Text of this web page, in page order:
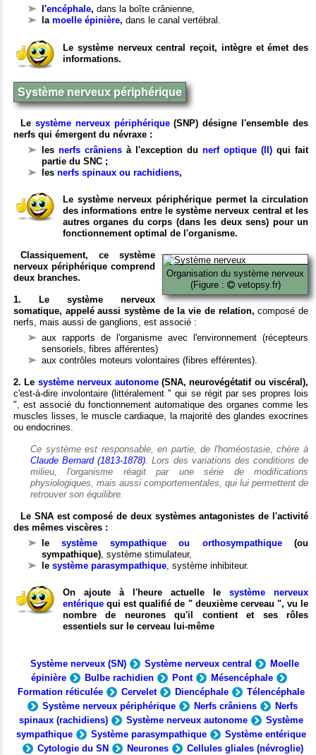
l'encéphale, dans la boîte crânienne,
la moelle épinière, dans le canal vertébral.
Le système nerveux central reçoit, intègre et émet des
informations.
Système nerveux périphérique
Le système nerveux périphérique(SNP) désigne l'ensemble des
nerfs qui émergent du névraxe :
les nerfs crâniens à l'exception du nerf optique (II) qui fait
partie du SNC ;
les nerfs spinaux ou rachidiens,
Le système nerveux périphérique permet la circulation
des informations entre le système nerveux central et les
autres organes du corps (dans les deux sens) pour un
fonctionnement optimal de l'organisme.
Organisation du système nerveux
(Figure :
vetopsy.fr)
Classiquement, ce système
nerveux périphérique comprend
deux branches.
1. Le système nerveux
somatique, appelé aussi système de la vie de relation, composé de
nerfs, mais aussi de ganglions, est associé :
aux rapports de l'organisme avec l'environnement (récepteurs
sensoriels, fibres afférentes)
aux contrôles moteurs volontaires (fibres efférentes).
2. Le système nerveux autonome(SNA, neurovégétatif ou viscéral),
c'est-à-dire involontaire (littéralement " qui se régit par ses propres lois
", est associé du fonctionnement automatique des organes comme les
muscles lisses, le muscle cardiaque, la majorité des glandes exocrines
ou endocrines.
Ce système est responsable, en partie, de l'homéostasie, chère à
Claude Bernard (1813-1878). Lors des variations des conditions de
milieu, l'organisme réagit par une série de modifications
physiologiques, mais aussi comportementales, qui lui permettent de
retrouver son équilibre.
Le SNA est composé de deux systèmes antagonistes de l'activité
des mêmes viscères :
lesystème sympathique ou orthosympathique(ou
sympathique), système stimulateur,
le système parasympathique, système inhibiteur.
On ajoute à l'heure actuelle le système nerveux
entérique qui est qualifié de " deuxième cerveau ", vu le
nombre de neurones qu'il contient et ses rôles
essentiels sur le cerveau lui-même
Système nerveux (SN) Système nerveux central
Moelle
épinière
Bulbe rachidien Pont
Mésencéphale
Formation réticulée
Cervelet Diencéphale
Télencéphale
Système nerveux périphérique
Nerfs crâniens
Nerfs
spinaux (rachidiens)
Système nerveux autonome
Système
sympathique
Système parasympathique
Système entérique
Cytologie du SN
Neurones
Cellules gliales (névroglie)